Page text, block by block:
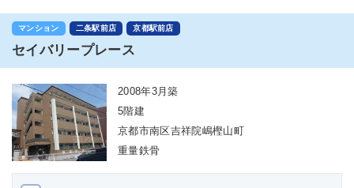
マンション 二条駅前店 京都駅前店
セイバリープレース
2008年3月築
5階建
京都市南区吉祥院嶋樫山町
重量鉄骨